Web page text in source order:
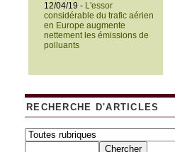
12/04/19 - L'essor
considérable du trafic aérien
en Europe augmente
nettement les émissions de
polluants
RECHERCHE D'ARTICLES